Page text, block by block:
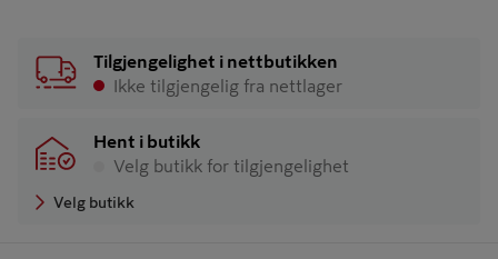
Tilgjengelighet i nettbutikken
Ikke tilgjengelig fra nettlager
Hent i butikk
Velg butikk for tilgjengelighet
Velg butikk